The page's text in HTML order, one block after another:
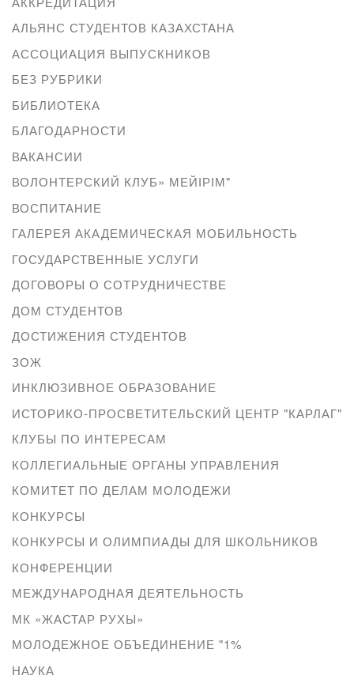
АЛЬЯНС СТУДЕНТОВ КАЗАХСТАНА
АССОЦИАЦИЯ ВЫПУСКНИКОВ
БЕЗ РУБРИКИ
БИБЛИОТЕКА
БЛАГОДАРНОСТИ
ВАКАНСИИ
ВОЛОНТЕРСКИЙ КЛУБ» МЕЙІРІМ"
ВОСПИТАНИЕ
ГАЛЕРЕЯ АКАДЕМИЧЕСКАЯ МОБИЛЬНОСТЬ
ГОСУДАРСТВЕННЫЕ УСЛУГИ
ДОГОВОРЫ О СОТРУДНИЧЕСТВЕ
ДОМ СТУДЕНТОВ
ДОСТИЖЕНИЯ СТУДЕНТОВ
ЗОЖ
ИНКЛЮЗИВНОЕ ОБРАЗОВАНИЕ
ИСТОРИКО-ПРОСВЕТИТЕЛЬСКИЙ ЦЕНТР "КАРЛАГ"
КЛУБЫ ПО ИНТЕРЕСАМ
КОЛЛЕГИАЛЬНЫЕ ОРГАНЫ УПРАВЛЕНИЯ
КОМИТЕТ ПО ДЕЛАМ МОЛОДЕЖИ
КОНКУРСЫ
КОНКУРСЫ И ОЛИМПИАДЫ ДЛЯ ШКОЛЬНИКОВ
КОНФЕРЕНЦИИ
МЕЖДУНАРОДНАЯ ДЕЯТЕЛЬНОСТЬ
МК «ЖАСТАР РУХЫ»
МОЛОДЕЖНОЕ ОБЪЕДИНЕНИЕ "1%
НАУКА